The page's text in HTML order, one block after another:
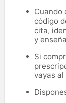
Cuando
código
cita,
y
Si
vayas al